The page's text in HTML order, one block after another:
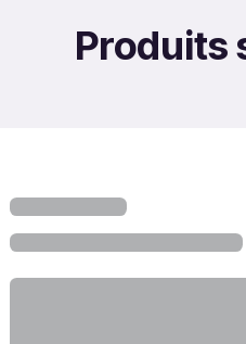
Produits